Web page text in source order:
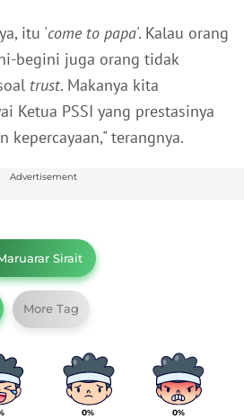
itu 'come to papa'. Kalau orang
begini juga orang tidak
trust. Makanya kita
Ketua PSSI yang prestasinya
terangnya.
Advertisement
Sirait
More Tag
0% 0%